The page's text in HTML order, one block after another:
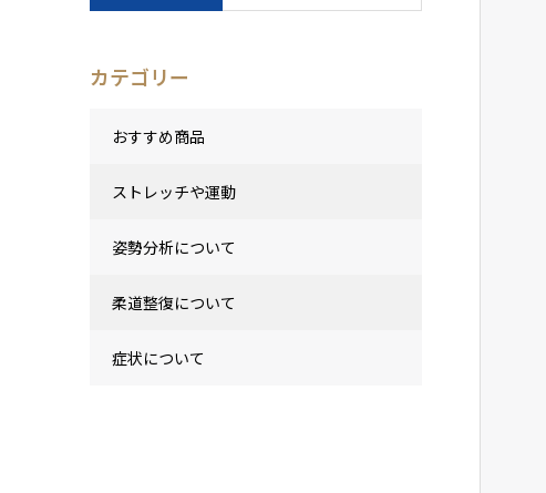
カテゴリー
おすすめ商品
ストレッチや運動
姿勢分析について
柔道整復について
症状について